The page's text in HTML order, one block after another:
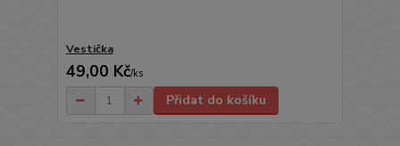
Vestička
49,00 Kč/ks
Přidat do košíku